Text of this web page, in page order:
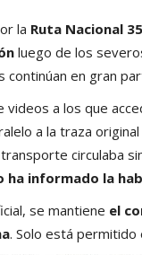
la Ruta Nacional
luego de los
continúan en gran
videos a los que
a la traza
circulaba
ha informado la
se mantiene el
. Solo está permitido